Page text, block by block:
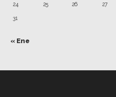
24 25 26 27
31
« Ene